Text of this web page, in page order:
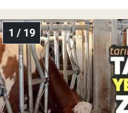
1 / 19Şeker ve Şekerli
Tahıllar ve
Tohum